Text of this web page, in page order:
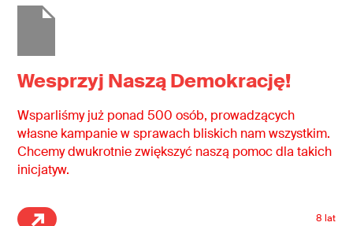
Wesprzyj Naszą Demokrację!
Wsparliśmy już ponad 500 osób, prowadzących
własne kampanie w sprawach bliskich nam wszystkim.
Chcemy dwukrotnie zwiększyć naszą pomoc dla takich
inicjatyw.
8 lat